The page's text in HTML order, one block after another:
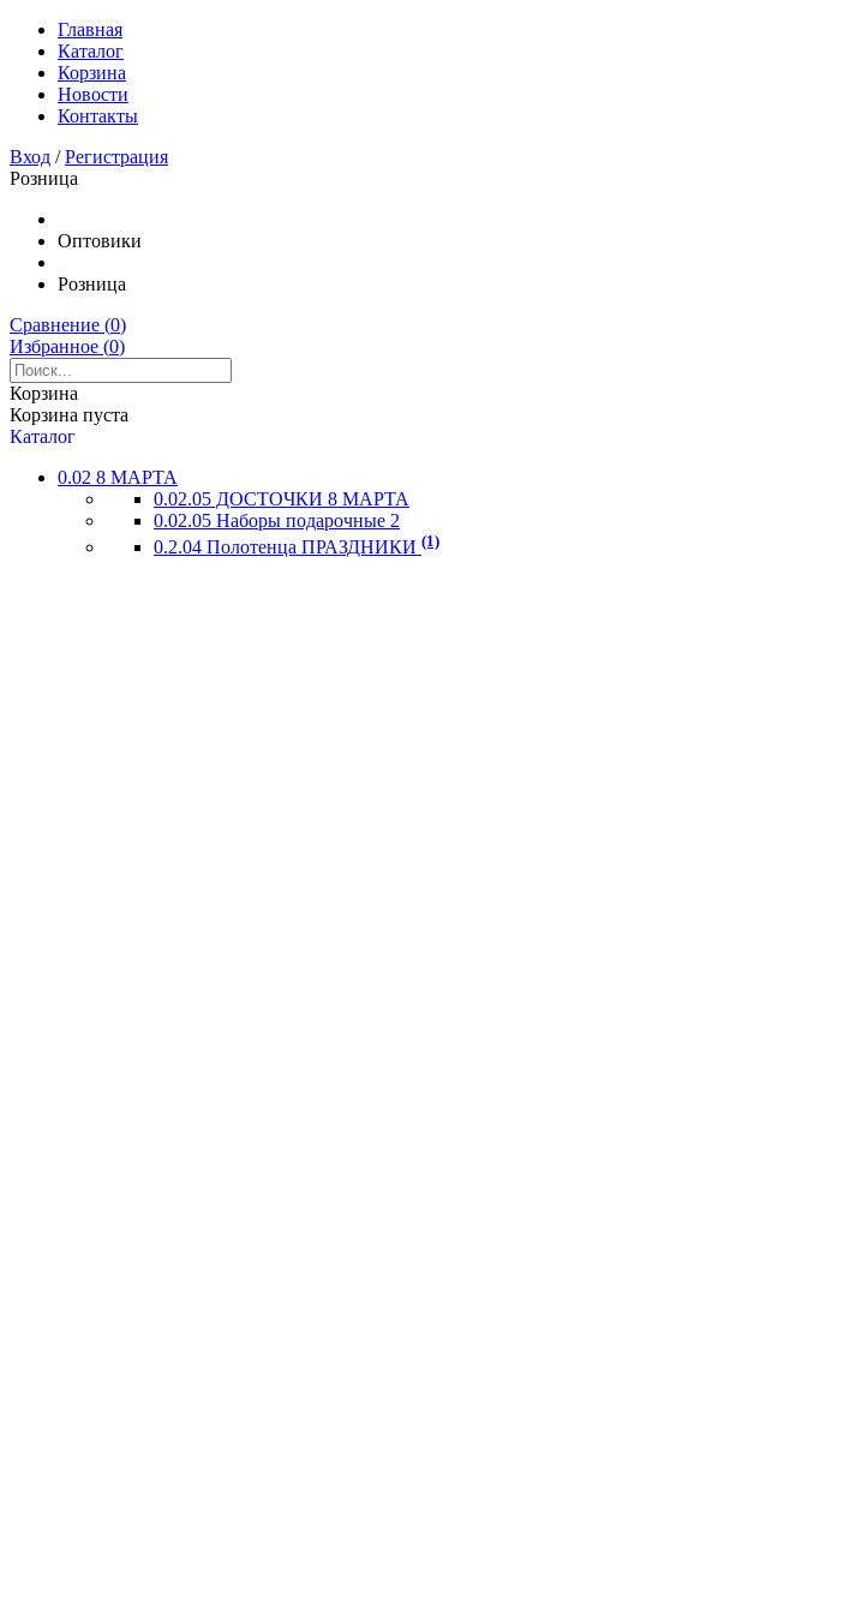
Главная
Каталог
Корзина
Новости
Контакты
Вход /Регистрация
Розница
Оптовики
Розница
Сравнение (0)
Избранное (0)
Корзина
Корзина пуста
Каталог
0.02 8 МАРТА
0.02.05 ДОСТОЧКИ 8 МАРТА
0.02.05 Наборы подарочные 2
0.2.04 Полотенца ПРАЗДНИКИ (1)